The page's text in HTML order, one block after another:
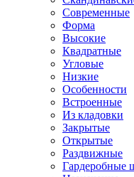
Современные
Форма
Высокие
Квадратные
Угловые
Низкие
Особенности
Встроенные
Из кладовки
Закрытые
Открытые
Раздвижные
Гардеробные